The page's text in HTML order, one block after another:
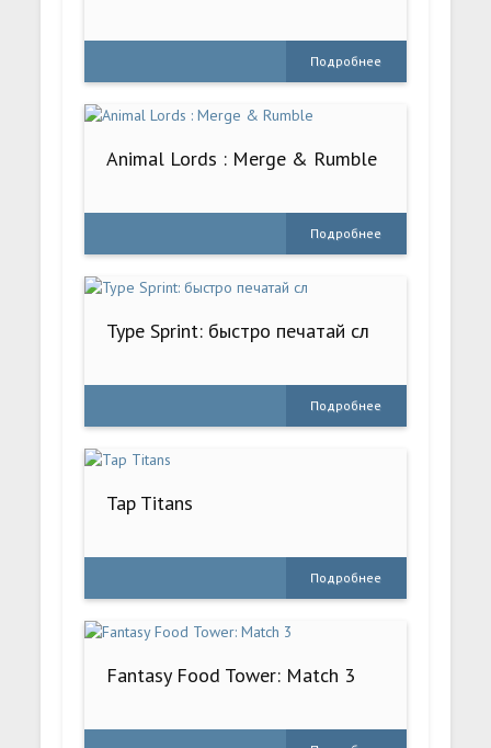
Подробнее
Animal Lords : Merge & Rumble
Подробнее
Type Sprint: быстро печатай сл
Подробнее
Tap Titans
Подробнее
Fantasy Food Tower: Match 3